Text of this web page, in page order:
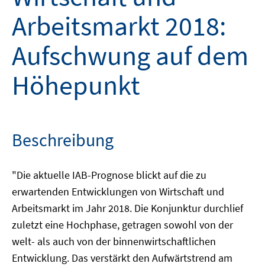
Arbeitsmarkt 2018:
Aufschwung auf dem
Höhepunkt
Beschreibung
"Die aktuelle IAB-Prognose blickt auf die zu
erwartenden Entwicklungen von Wirtschaft und
Arbeitsmarkt im Jahr 2018. Die Konjunktur durchlief
zuletzt eine Hochphase, getragen sowohl von der
welt- als auch von der binnenwirtschaftlichen
Entwicklung. Das verstärkt den Aufwärtstrend am